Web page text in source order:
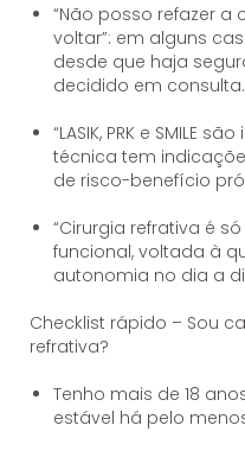
“Não posso refazer a
voltar”: em alguns
desde que haja
decidido em consulta.
“LASIK, PRK e SMILE
técnica tem
de risco-benefício
“Cirurgia refrativa é só
funcional, voltada à
autonomia no dia a
Checklist rápido – Sou
refrativa?
Tenho mais de 18
estável há pelo